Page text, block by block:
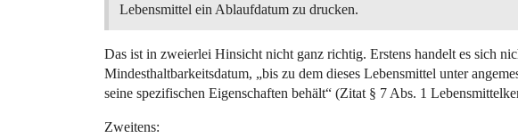
Lebensmittel ein Ablaufdatum zu drucken.
Das ist in zweierlei Hinsicht nicht ganz richtig. Erstens handelt es sich
Mindesthaltbarkeitsdatum, „bis zu dem dieses Lebensmittel unter
seine spezifischen Eigenschaften behält“ (Zitat § 7 Abs. 1
Zweitens: